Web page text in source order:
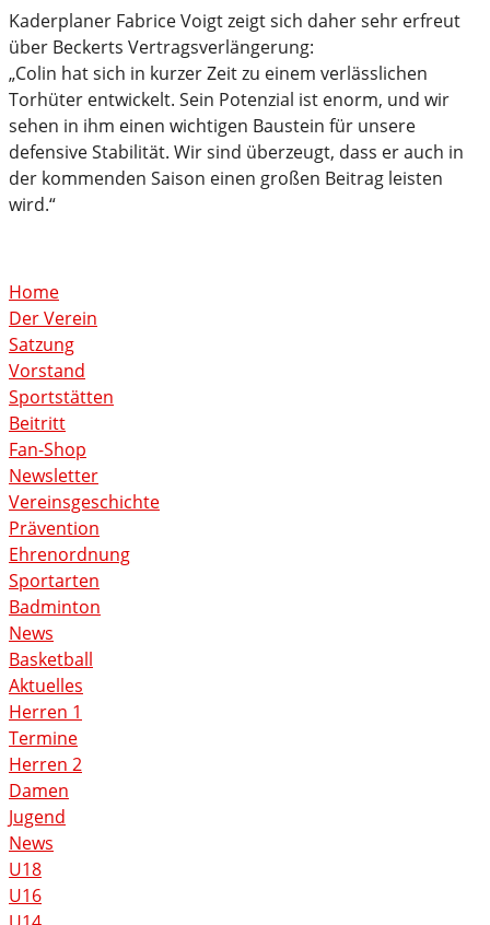
Kaderplaner Fabrice Voigt zeigt sich daher sehr erfreut
über Beckerts Vertragsverlängerung:
„Colin hat sich in kurzer Zeit zu einem verlässlichen
Torhüter entwickelt. Sein Potenzial ist enorm, und wir
sehen in ihm einen wichtigen Baustein für unsere
defensive Stabilität. Wir sind überzeugt, dass er auch in
der kommenden Saison einen großen Beitrag leisten
wird.“
Home
Der Verein
Satzung
Vorstand
Sportstätten
Beitritt
Fan-Shop
Newsletter
Vereinsgeschichte
Prävention
Ehrenordnung
Sportarten
Badminton
News
Basketball
Aktuelles
Herren 1
Termine
Herren 2
Damen
Jugend
News
U18
U16